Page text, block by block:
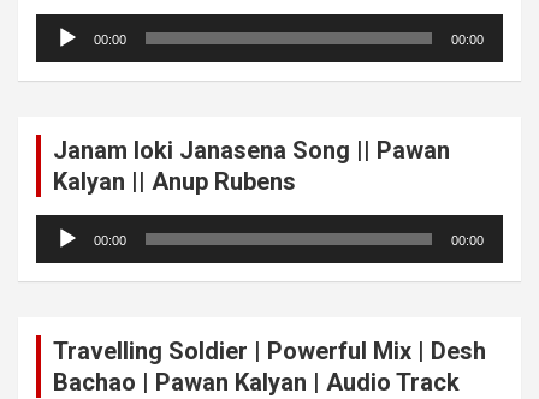
Audio
Player
00:00 00:00
Janam loki Janasena Song || Pawan
Kalyan || Anup Rubens
Audio
Player
00:00 00:00
Travelling Soldier | Powerful Mix | Desh
Bachao | Pawan Kalyan | Audio Track